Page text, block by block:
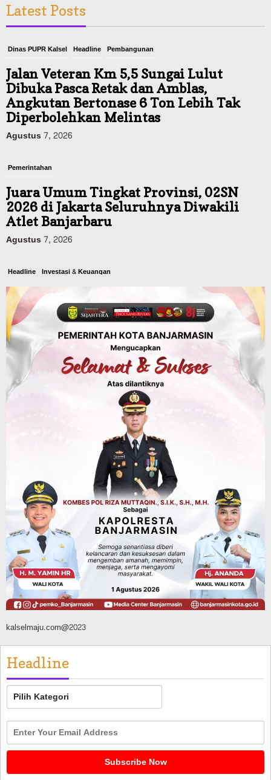
Latest Posts
Dinas PUPR Kalsel Headline Pembangunan
Jalan Veteran Km 5,5 Sungai Lulut
Dibuka Pasca Retak dan Amblas,
Angkutan Bertonase 6 Ton Lebih Tak
Diperbolehkan Melintas
Agustus 7, 2026
Pemerintahan
Juara Umum Tingkat Provinsi, 02SN
2026 di Jakarta Seluruhnya Diwakili
Atlet Banjarbaru
Agustus 7, 2026
Headline Investasi & Keuangan
KUA-PPAS 2027 Banjarbaru Defisit 170
Miliar, Pendapatan 1,2 Triliun Belanja
1,37 Triliun, Tutup Kekurangan dari
SiLPA
Agustus 7, 2026
Kalsel
Operasi Sikat Intan 2026 Berakhir, Polda
Kalsel Amankan Ribuan Miras Hingga
Pemerintahan Sosial & Keagamaan
Banjarmasin Pilot Project Perlinsos
Digital, Target 30 Persen IKD Masih
Jauh, Komisi II DPR Turun Tangan
Agustus 7, 2026
kalselmaju.com@2023
Headline
Headline